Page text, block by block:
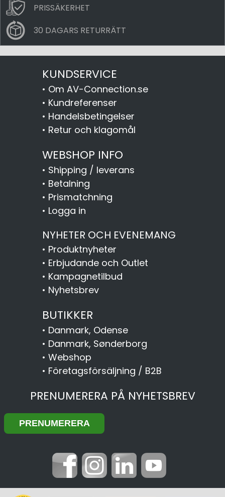
PRISSÄKERHET
30 DAGARS RETURRÄTT
KUNDSERVICE
• Om AV-Connection.se
• Kundreferenser
• Handelsbetingelser
• Retur och klagomål
WEBSHOP INFO
• Shipping / leverans
• Betalning
• Prismatchning
• Logga in
NYHETER OCH EVENEMANG
• Produktnyheter
• Erbjudande och Outlet
• Kampagnetilbud
• Nyhetsbrev
BUTIKKER
• Danmark, Odense
• Danmark, Sønderborg
• Webshop
• Företagsförsäljning / B2B
PRENUMERERA PÅ NYHETSBREV